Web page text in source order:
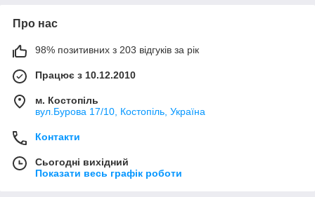
Про нас
98% позитивних з 203 відгуків за рік
Працює з 10.12.2010
м. Костопіль
вул.Бурова 17/10, Костопіль, Україна
Контакти
Сьогодні вихідний
Показати весь графік роботи